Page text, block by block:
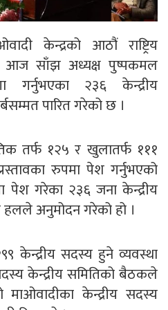
केन्द्रको आठौं राष्ट्रिय
आज साँझ अध्यक्ष पुष्पकमल
गर्नुभएका २३६ केन्द्रीय
पारित गरेको छ ।
तर्फ १२५ र खुलातर्फ १११
रुपमा पेश गर्नुभएको
पेश गरेका २३६ जना केन्द्रीय
अनुमोदन गरेको हो ।
केन्द्रीय सदस्य हुने व्यवस्था
केन्द्रीय समितिको बैठकले
माओवादीका केन्द्रीय सदस्य